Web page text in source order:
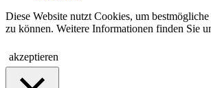
Diese Website nutzt Cookies, um
zu können. Weitere Informationen finden Sie
akzeptieren